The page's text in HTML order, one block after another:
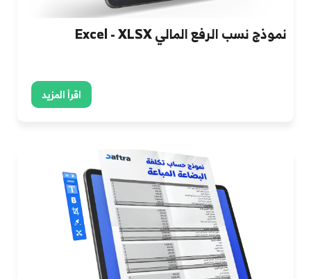
نموذج نسب الرفع المالي Excel - XLSX
اقرأ المزيد